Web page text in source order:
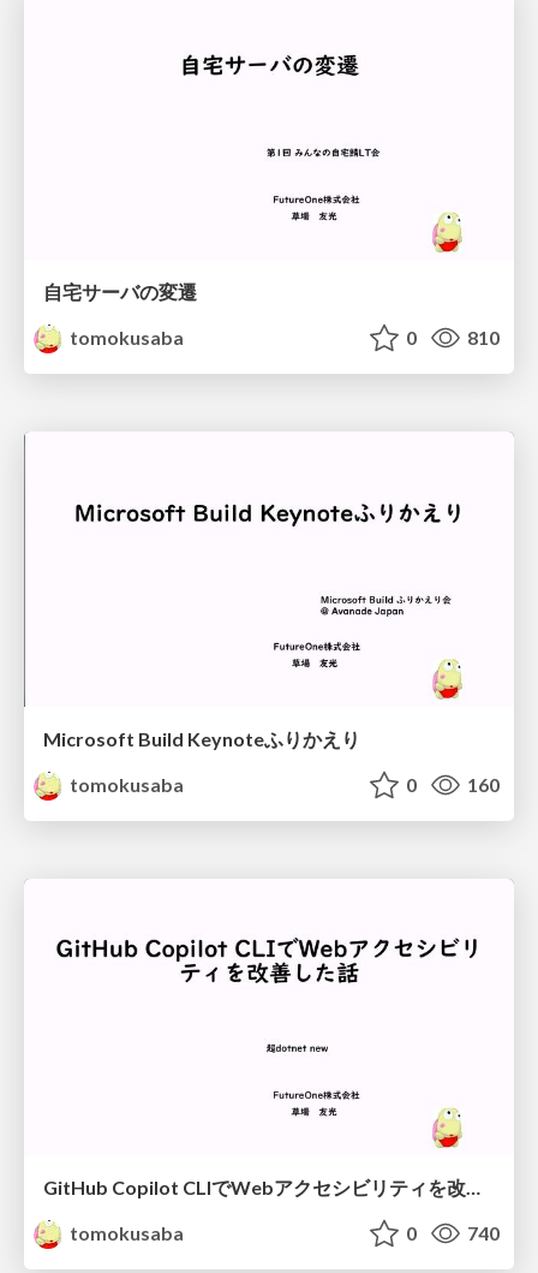
自宅サーバの変遷
tomokusaba
0 810
Microsoft Build Keynoteふりかえり
tomokusaba
0 160
tomokusaba
0 740